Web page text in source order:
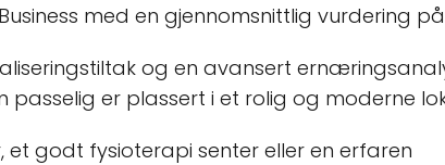
med en gjennomsnittlig vurdering
og en avansert
passelig er plassert i et rolig og moderne
godt fysioterapi senter eller en erfaren